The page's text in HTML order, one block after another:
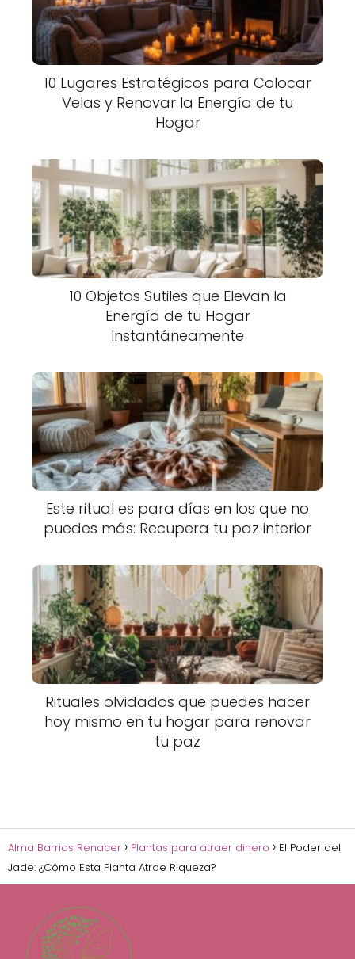
10 Lugares Estratégicos para Colocar
Velas y Renovar la Energía de tu
Hogar
10 Objetos Sutiles que Elevan la
Energía de tu Hogar
Instantáneamente
Este ritual es para días en los que no
puedes más: Recupera tu paz interior
Rituales olvidados que puedes hacer
hoy mismo en tu hogar para renovar
tu paz
Alma Barrios Renacer Plantas para atraer dinero
El Poder del
Jade: ¿Cómo Esta Planta Atrae Riqueza?